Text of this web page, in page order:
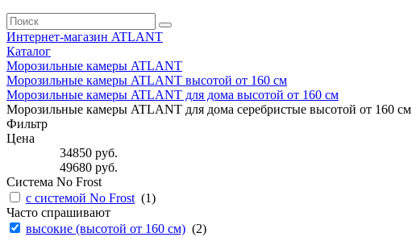
Интернет-магазин ATLANT
Каталог
Морозильные камеры ATLANT
Морозильные камеры ATLANT высотой от 160 см
Морозильные камеры ATLANT для дома высотой от 160 см
Морозильные камеры ATLANT для дома серебристые высотой от 160 см
Фильтр
Цена
34850 руб.
49680 руб.
Система No Frost
с системой No Frost (1)
Часто спрашивают
высокие (высотой от 160 см) (2)